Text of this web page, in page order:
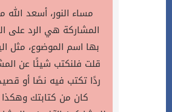
مساء النور، أسعد
المشاركة هي الرد على
بها اسم الموضوع، مثل
قلت فلنكتب شيئًا عن
ردًا تكتب فيه نصًا أو
كان من كتابتك